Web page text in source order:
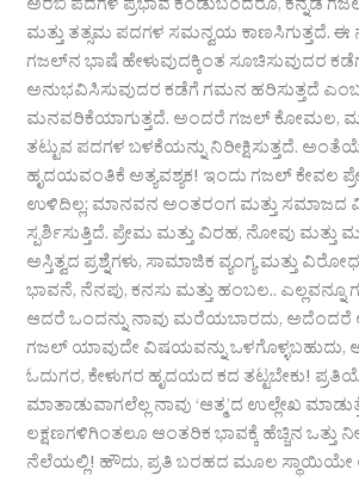
ಅರಬಿ ಪದಗಳ ಪ್ರಭಾವ ಕಂಡುಬಂದರೂ, ಕನ್ನಡ
ಮತ್ತು ತತ್ಸಮ ಪದಗಳ ಸಮನ್ವಯ ಕಾಣಸಿಗುತ್ತದೆ.
ಗಜಲ್‌ನ ಭಾಷೆ ಹೇಳುವುದಕ್ಕಿಂತ ಸೂಚಿಸುವುದರ
ಅನುಭವಿಸಿಸುವುದರ ಕಡೆಗೆ ಗಮನ ಹರಿಸುತ್ತದೆ
ಮನವರಿಕೆಯಾಗುತ್ತದೆ. ಅಂದರೆ ಗಜಲ್ ಕೋಮಲ,
ತಟ್ಟುವ ಪದಗಳ ಬಳಕೆಯನ್ನು ನಿರೀಕ್ಷಿಸುತ್ತದೆ.
ಹೃದಯವಂತಿಕೆ ಅತ್ಯವಶ್ಯಕ! ಇಂದು ಗಜಲ್ ಕೇವಲ
ಉಳಿದಿಲ್ಲ; ಮಾನವನ ಅಂತರಂಗ ಮತ್ತು ಸಮಾಜದ
ಸ್ಪರ್ಶಿಸುತ್ತಿದೆ. ಪ್ರೇಮ ಮತ್ತು ವಿರಹ, ನೋವು ಮತ್ತು
ಅಸ್ತಿತ್ವದ ಪ್ರಶ್ನೆಗಳು, ಸಾಮಾಜಿಕ ವ್ಯಂಗ್ಯ ಮತ್ತು
ಭಾವನೆ, ನೆನಪು, ಕನಸು ಮತ್ತು ಹಂಬಲ.. ಎಲ್ಲವನ್ನೂ
ಆದರೆ ಒಂದನ್ನು ನಾವು ಮರೆಯಬಾರದು, ಅದೆಂದರೆ
ಗಜಲ್ ಯಾವುದೇ ವಿಷಯವನ್ನು
ಓದುಗರ, ಕೇಳುಗರ ಹೃದಯದ ಕದ ತಟ್ಟಬೇಕು!
ಮಾತಾಡುವಾಗಲೆಲ್ಲ ನಾವು ‘ಆತ್ಮ’ದ ಉಲ್ಲೇಖ
ಲಕ್ಷಣಗಳಿಗಿಂತಲೂ ಆಂತರಿಕ ಭಾವಕ್ಕೆ ಹೆಚ್ಚಿನ ಒತ್ತು
ನೆಲೆಯಲ್ಲಿ! ಹೌದು, ಪ್ರತಿ ಬರಹದ ಮೂಲ ಸ್ಥಾಯಿಯೇ